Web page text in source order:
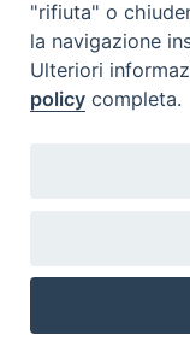
"rifiuta" o
la navigazione
Ulteriori
policy completa.